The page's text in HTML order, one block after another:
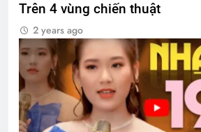
Trên 4 vùng chiến thuật
2 years ago